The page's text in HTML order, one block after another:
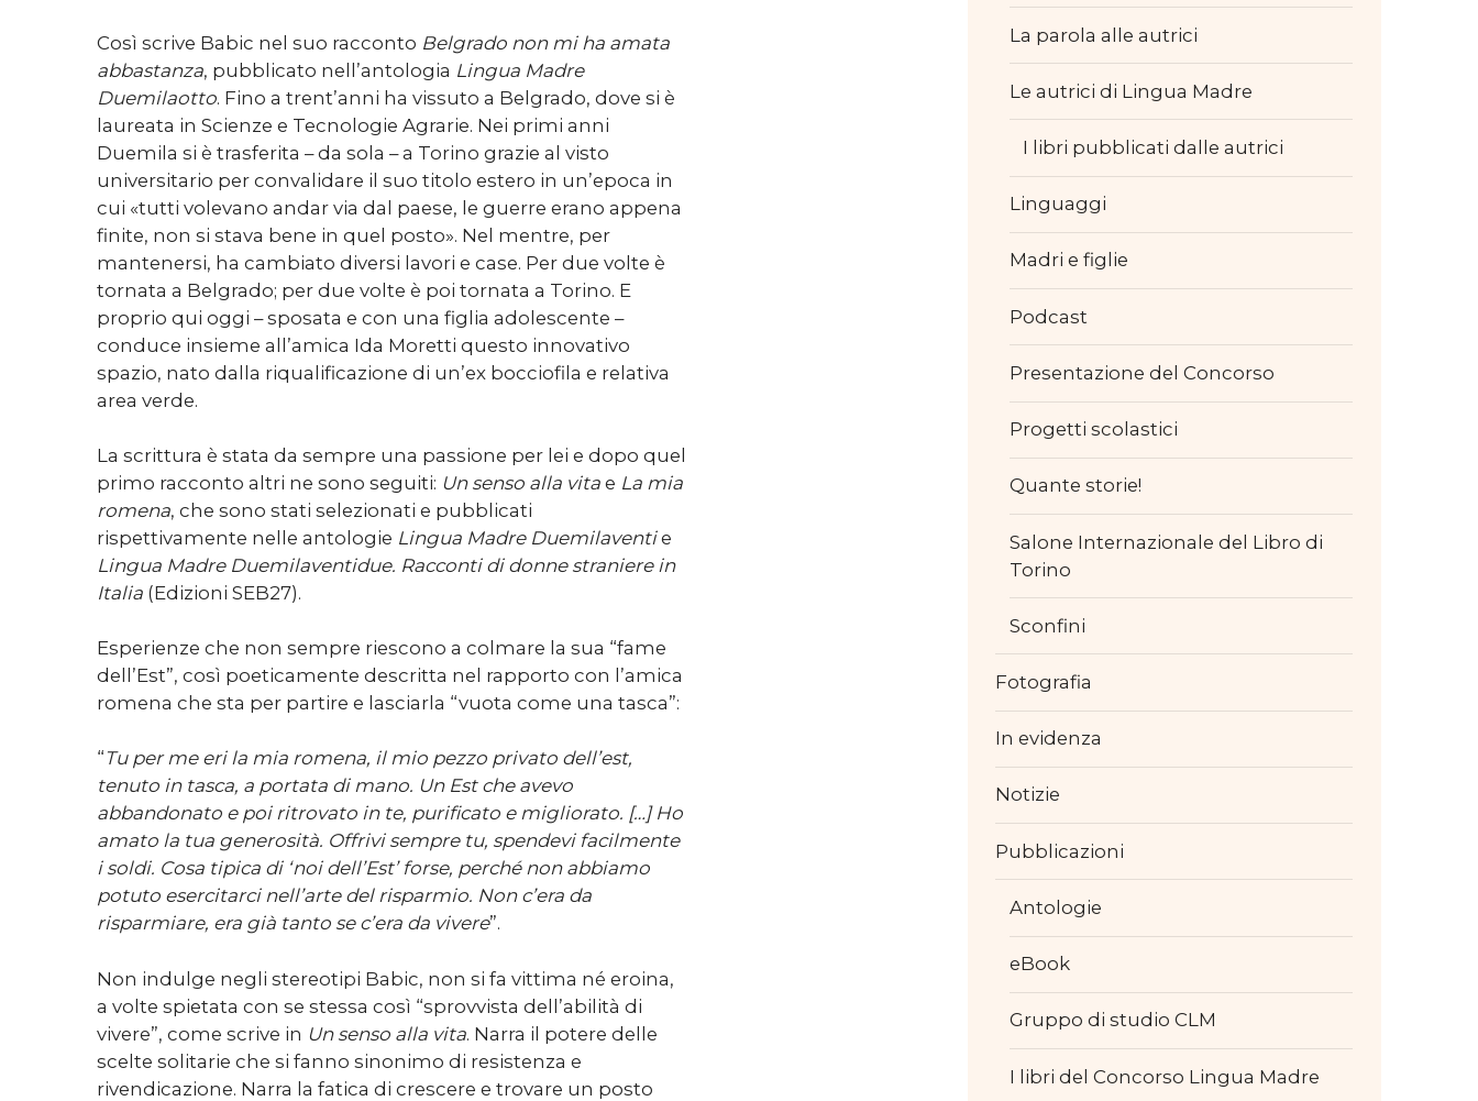
Così scrive Babic nel suo racconto Belgrado non mi ha amata
abbastanza, pubblicato nell’antologia Lingua Madre
Duemilaotto. Fino a trent’anni ha vissuto a Belgrado, dove si è
laureata in Scienze e Tecnologie Agrarie. Nei primi anni
Duemila si è trasferita – da sola – a Torino grazie al visto
universitario per convalidare il suo titolo estero in un’epoca in
cui «tutti volevano andar via dal paese, le guerre erano appena
finite, non si stava bene in quel posto». Nel mentre, per
mantenersi, ha cambiato diversi lavori e case. Per due volte è
tornata a Belgrado; per due volte è poi tornata a Torino. E
proprio qui oggi – sposata e con una figlia adolescente –
conduce insieme all’amica Ida Moretti questo innovativo
spazio, nato dalla riqualificazione di un’ex bocciofila e relativa
area verde.
La scrittura è stata da sempre una passione per lei e dopo quel
primo racconto altri ne sono seguiti: Un senso alla vita e La mia
romena, che sono stati selezionati e pubblicati
rispettivamente nelle antologie Lingua Madre Duemilaventie
Lingua Madre Duemilaventidue. Racconti di donne straniere in
Italia (Edizioni SEB27).
Esperienze che non sempre riescono a colmare la sua “fame
dell’Est”, così poeticamente descritta nel rapporto con l’amica
romena che sta per partire e lasciarla “vuota come una tasca”:
“ Tu per me eri la mia romena, il mio pezzo privato dell’est,
tenuto in tasca, a portata di mano. Un Est che avevo
abbandonato e poi ritrovato in te, purificato e migliorato. […] Ho
amato la tua generosità. Offrivi sempre tu, spendevi facilmente
i soldi. Cosa tipica di ‘noi dell’Est’ forse, perché non abbiamo
potuto esercitarci nell’arte del risparmio. Non c’era da
risparmiare, era già tanto se c’era da vivere”.
Non indulge negli stereotipi Babic, non si fa vittima né eroina,
a volte spietata con se stessa così “sprovvista dell’abilità di
vivere”, come scrive in Un senso alla vita. Narra il potere delle
scelte solitarie che si fanno sinonimo di resistenza e
rivendicazione. Narra la fatica di crescere e trovare un posto
La parola alle autrici
Le autrici di Lingua Madre
I libri pubblicati dalle autrici
Linguaggi
Madri e figlie
Podcast
Presentazione del Concorso
Progetti scolastici
Quante storie!
Salone Internazionale del Libro di
Torino
Sconfini
Fotografia
In evidenza
Notizie
Pubblicazioni
Antologie
eBook
Gruppo di studio CLM
I libri del Concorso Lingua Madre